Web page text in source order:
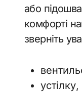
або
комфорті
зверніть